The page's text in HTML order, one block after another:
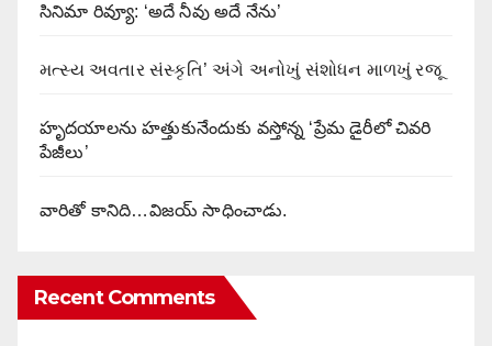
సినిమా రివ్యూ: ‘అదే నీవు అదే నేను’
મત્સ્ય અવતાર સંસ્કૃતિ’ અંગે અનોખું સંશોધન માળખું રજૂ
హృదయాలను హత్తుకునేందుకు వస్తోన్న ‘ప్రేమ డైరీలో చివరి
పేజీలు’
వారితో కానిది…విజయ్ సాధించాడు.
Recent Comments